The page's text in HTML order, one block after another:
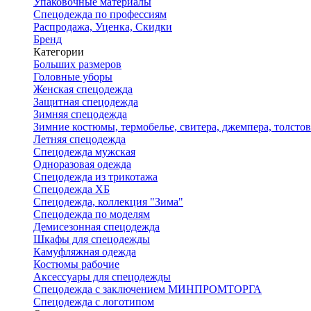
Спецодежда по профессиям
Распродажа, Уценка, Скидки
Бренд
Категории
Больших размеров
Головные уборы
Женская спецодежда
Защитная спецодежда
Зимняя спецодежда
Зимние костюмы, термобелье, свитера, джемпера,
Летняя спецодежда
Спецодежда мужская
Одноразовая одежда
Спецодежда из трикотажа
Спецодежда ХБ
Спецодежда, коллекция "Зима"
Спецодежда по моделям
Демисезонная спецодежда
Шкафы для спецодежды
Камуфляжная одежда
Костюмы рабочие
Аксессуары для спецодежды
Спецодежда с заключением МИНПРОМТОРГА
Спецодежда с логотипом